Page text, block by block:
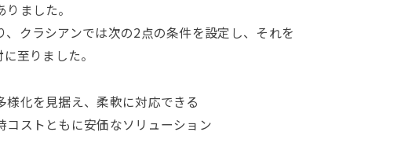
ました。
クラシアンでは次の2点の条件を設定し、それを
至りました。
化を見据え、柔軟に対応できる
ストともに安価なソリューション